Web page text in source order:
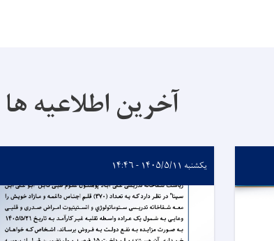
آخرین اطلاعیه ها
یکشنبه ۱۴۰۵/۵/۱۱ - ۱۴:۴۶